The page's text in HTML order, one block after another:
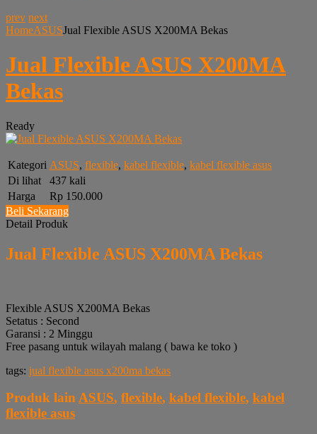
prev next
HomeASUSJual Flexible ASUS X200MA Bekas
Jual Flexible ASUS X200MA
Bekas
Ready
Kategori ASUS, flexible, kabel flexible, kabel flexible asus
Di lihat
437 kali
Harga
Rp 150.000
Beli Sekarang
Detail Produk
Jual Flexible ASUS X200MA Bekas
Flexible ASUS X200MA Bekas
Setatus : Second
Garansi : 2 Minggu
Free pasang untuk wilayah malang ( bawa ke toko )
tags: jual flexible asus x200ma bekas
Produk lainASUS, flexible, kabel flexible, kabel
flexible asus